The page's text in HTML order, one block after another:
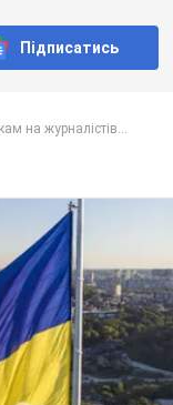
України та
про це не
та приспів пісні
що